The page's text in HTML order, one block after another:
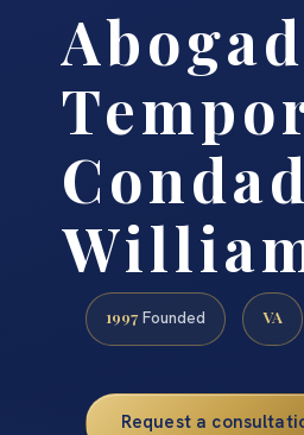
1997 Founded VA
Request a